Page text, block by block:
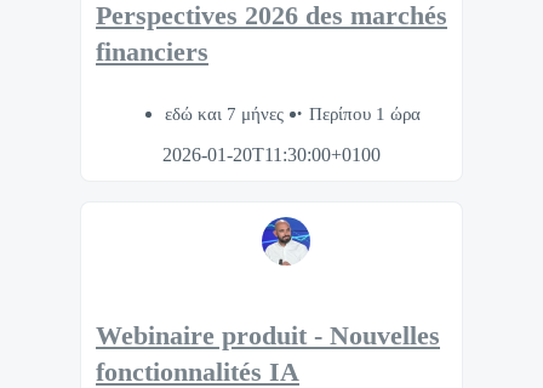
Perspectives 2026 des marchés
financiers
εδώ και 7 μήνες
Περίπου 1 ώρα
2026-01-20T11:30:00+0100
Webinaire produit - Nouvelles
fonctionnalités IA